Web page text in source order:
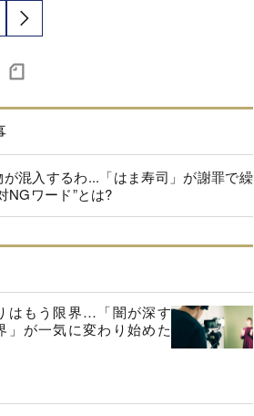
が混入するわ...「はま寿司」が謝罪で繰
NGワード”とは?
はもう限界…「闇が深す
」が一気に変わり始めた